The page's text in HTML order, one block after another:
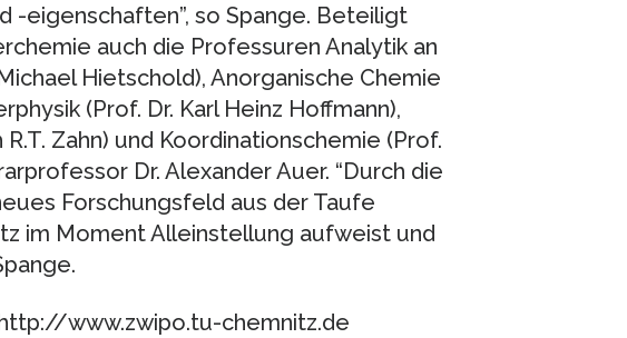
-eigenschaften”, so Spange. Beteiligt
auch die Professuren Analytik an
Hietschold), Anorganische Chemie
(Prof. Dr. Karl Heinz Hoffmann),
Zahn) und Koordinationschemie (Prof.
Dr. Alexander Auer. “Durch die
Forschungsfeld aus der Taufe
im Moment Alleinstellung aufweist und
www.zwipo.tu-chemnitz.de